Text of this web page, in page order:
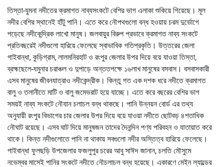
তিস্তা-যুমনা নদীতের ক্রমাগত নাব্যসংকটে বেশির ভাগ এলাকা শুকিয়ে গিয়েছে। মূল
নদীর বেশির স্থানেই হাঁটু পানি। এতে করে নৌপথগুলো বন্ধ হওয়ায় চরম দুর্ভোগে
পড়েছে নদীকেন্দ্রিক লাখো মানুষ। জলবায়ুর বিরুপ প্রভাবে ক্রমাগত নাব্য সংকটে
প্রতিবছরেই নদীগুলো হারিয়ে ফেলেছে স্বাভাবিক গতিপ্রকৃতি। উত্তরের জেলা
গাইবান্ধা, কুড়িগ্রাম, লালমনিরহাট ও রংপুর জেলার উপর দিয়ে বয়ে যাওয়া তিস্তা,
ব্রহ্মছেলে-যমুনার চরাঞ্চল ও দুপাড়ে অন্ততপক্ষে ১৬লাখ মানুষের বসবাস। বসবাসকারী
এসব মানুষের জীবনযাত্রাও নদীকেন্দ্রীক। কিন্তু গত এক দশক ধরে নদীতে ক্রমাগত
বালু ও তলানীতে মাটি ও বালু জমেভরাট হয়ে যাচ্ছে। এতে করে বছরের বেশির ভাগ
সময়ই নাব্য সংকটে নৌযান চলাচল বন্ধ থাকছে। পানি উন্নয়ন বোর্ড এর তথ্য
অনুযায়ী রংপুর বিভাগের চার জেলার উপর দিয়ে বয়ে যাওয়া নদীতে ছোটবড় ৪শতাধিক
নৌঘাট রয়েছে। এসব ঘাট দিয়ে মানুষজন তাদের দৈনন্দিন পণ্য পরিবহন ও যাতায়াত করে
থাকে। কিন্ত নদীগুলোতে পানি না থাকায় সবগুলো নদীর অস্তিত্ব হারিয়ে ফেলেছে।
গাইবান্ধা ফুলছড়ি উপজেলার ফজলুপুর চরের আবু সাঈদ জানান, চলতি মৌসুমে
নভেম্বর মাসেই পানির সংকটে নদীতে নৌচলাচল বন্ধ হয়েছে। একারণে মেইন ল্যাল্ডের